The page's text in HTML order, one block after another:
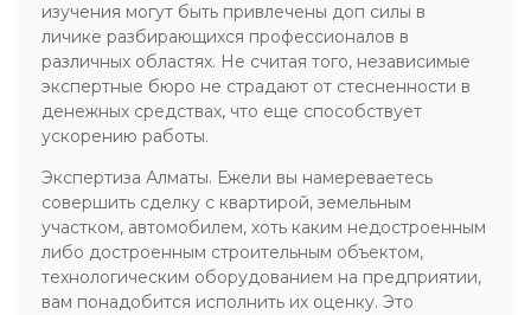
изучения могут быть привлечены доп силы в
личике разбирающихся профессионалов в
различных областях. Не считая того, независимые
экспертные бюро не страдают от стесненности в
денежных средствах, что еще способствует
ускорению работы.
Экспертиза Алматы. Ежели вы намереваетесь
совершить сделку с квартирой, земельным
участком, автомобилем, хоть каким недостроенным
либо достроенным строительным объектом,
технологическим оборудованием на предприятии,
вам понадобится исполнить их оценку. Это